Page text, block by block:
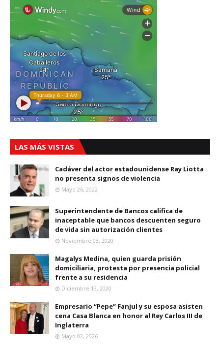
LAS MÁS VISTAS
Cadáver del actor estadounidense Ray Liotta
no presenta signos de violencia
Mayo 26, 2022
Superintendente de Bancos califica de
inaceptable que bancos descuenten seguro
de vida sin autorización clientes
Noviembre 03, 2020
Magalys Medina, quien guarda prisión
domiciliaria, protesta por presencia policial
frente a su residencia
Diciembre 13, 2020
Empresario “Pepe” Fanjul y su esposa asisten
cena Casa Blanca en honor al Rey Carlos III de
Inglaterra
Mayo 02, 2026